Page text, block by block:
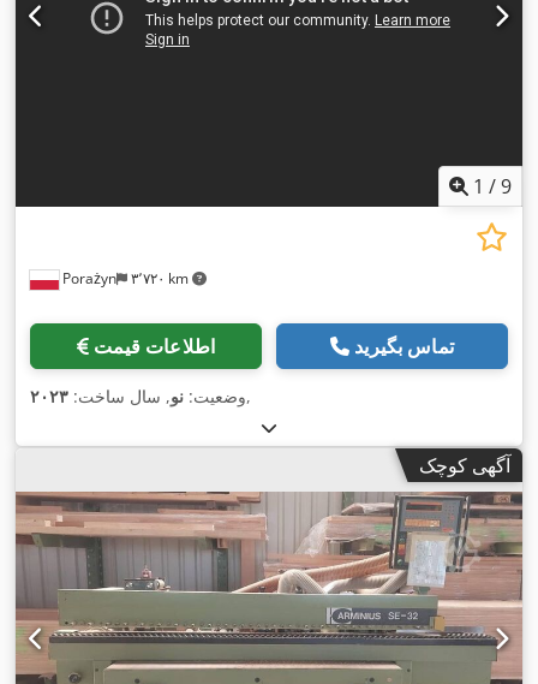
1 /9
Porażyn ۳٬۷۲۰ km
اطلاعات قیمت تماس بگیرید
وضعیت: نو, سال ساخت: ۲۰۲۳ ,
آگهی کوچک